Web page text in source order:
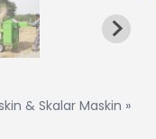
& Skalar Maskin »